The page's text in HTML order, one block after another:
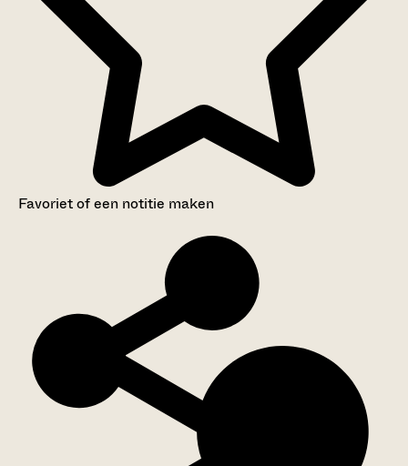
Favoriet of een notitie maken